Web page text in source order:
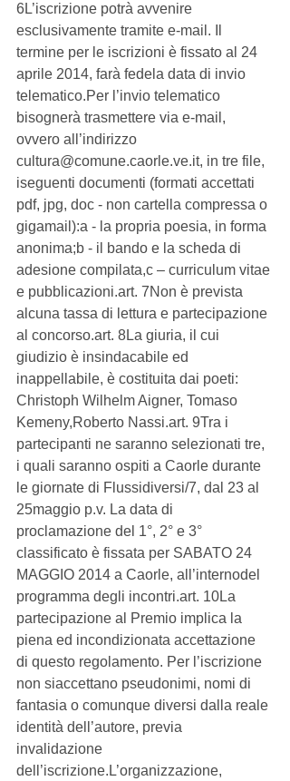
6L’iscrizione potrà avvenire
esclusivamente tramite e-mail. Il
termine per le iscrizioni è fissato al 24
aprile 2014, farà fedela data di invio
telematico.Per l’invio telematico
bisognerà trasmettere via e-mail,
ovvero all’indirizzo
cultura@comune.caorle.ve.it, in tre file,
iseguenti documenti (formati accettati
pdf, jpg, doc - non cartella compressa o
gigamail):a - la propria poesia, in forma
anonima;b - il bando e la scheda di
adesione compilata,c – curriculum vitae
e pubblicazioni.art. 7Non è prevista
alcuna tassa di lettura e partecipazione
al concorso.art. 8La giuria, il cui
giudizio è insindacabile ed
inappellabile, è costituita dai poeti:
Christoph Wilhelm Aigner, Tomaso
Kemeny,Roberto Nassi.art. 9Tra i
partecipanti ne saranno selezionati tre,
i quali saranno ospiti a Caorle durante
le giornate di Flussidiversi/7, dal 23 al
25maggio p.v. La data di
proclamazione del 1°, 2° e 3°
classificato è fissata per SABATO 24
MAGGIO 2014 a Caorle, all’internodel
programma degli incontri.art. 10La
partecipazione al Premio implica la
piena ed incondizionata accettazione
di questo regolamento. Per l’iscrizione
non siaccettano pseudonimi, nomi di
fantasia o comunque diversi dalla reale
identità dell’autore, previa
invalidazione
dell’iscrizione.L’organizzazione,